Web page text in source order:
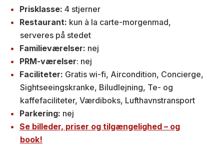
Prisklasse: 4 stjerner
Restaurant: kun à la carte-morgenmad,
serveres på stedet
Familieværelser: nej
PRM-værelser: nej
Faciliteter: Gratis wi-fi, Aircondition, Concierge,
Sightseeingskranke, Biludlejning, Te- og
kaffefaciliteter, Værdiboks, Lufthavnstransport
Parkering: nej
Se billeder, priser og tilgængelighed – og
book!